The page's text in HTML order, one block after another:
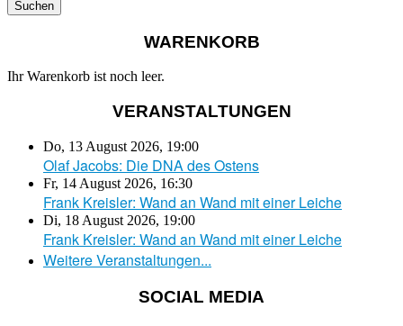
WARENKORB
Ihr Warenkorb ist noch leer.
VERANSTALTUNGEN
Do, 13 August 2026, 19:00
Olaf Jacobs: Die DNA des Ostens
Fr, 14 August 2026, 16:30
Frank Kreisler: Wand an Wand mit einer Leiche
Di, 18 August 2026, 19:00
Frank Kreisler: Wand an Wand mit einer Leiche
Weitere Veranstaltungen...
SOCIAL MEDIA